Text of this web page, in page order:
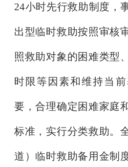
24小时先行救助制度，
出型临时救助按照审核
照救助对象的困难类型
时限等因素和维持当
要，合理确定困难家庭
标准，实行分类救助。
道）临时救助备用金制